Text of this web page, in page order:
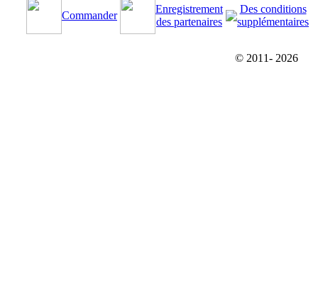
Commander
Enregistrement
des partenaires
Des conditions
supplémentaires
© 2011- 2026